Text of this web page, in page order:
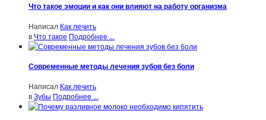
Что такое эмоции и как они влияют на работу организма
Написал Как лечить
в Что такое Подробнее ...
Современные методы лечения зубов без боли
Написал Как лечить
вЗубы Подробнее ...